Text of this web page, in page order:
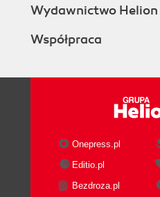
Wydawnictwo Helion
Współpraca
Onepress.pl
Editio.pl
Bezdroza.pl